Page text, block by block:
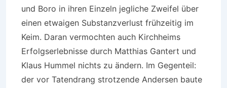
und Boro in ihren Einzeln jegliche Zweifel über
einen etwaigen Substanzverlust frühzeitig im
Keim. Daran vermochten auch Kirchheims
Erfolgserlebnisse durch Matthias Gantert und
Klaus Hummel nichts zu ändern. Im Gegenteil:
der vor Tatendrang strotzende Andersen baute